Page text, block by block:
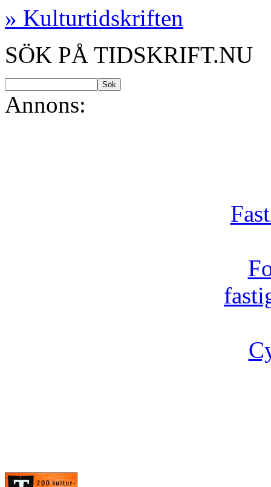
» Kulturtidskriften
SÖK PÅ TIDSKRIFT.NU
Annons: